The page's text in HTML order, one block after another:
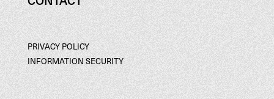
CONTACT
PRIVACY POLICY
PRIVACY POLICY
INFORMATION SECURITY
INFORMATION SECURITY